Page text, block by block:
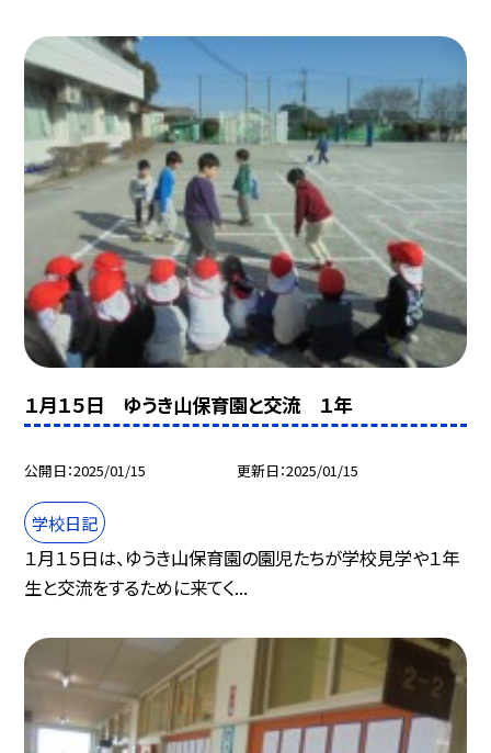
１月１５日 ゆうき山保育園と交流 １年
公開日 2025/01/15 更新日 2025/01/15
学校日記
１月１５日は、ゆうき山保育園の園児たちが学校見学や１年
生と交流をするために来てく...